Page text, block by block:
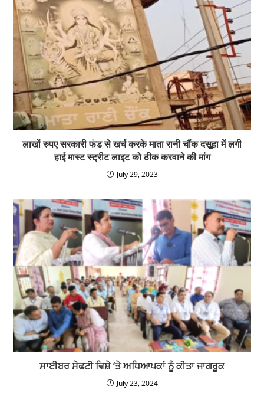
लाखों रुपए सरकारी फंड से खर्च करके माता रानी चौंक दसूूहा में लगी
हाई मास्ट स्ट्रीट लाइट को ठीक करवाने की मांग
July 29, 2023
ਸਾਈਬਰ ਸੇਫਟੀ ਵਿਸ਼ੇ ‘ਤੇ ਅਧਿਆਪਕਾਂ ਨੂੰ ਕੀਤਾ ਜਾਗਰੂਕ
July 23, 2024